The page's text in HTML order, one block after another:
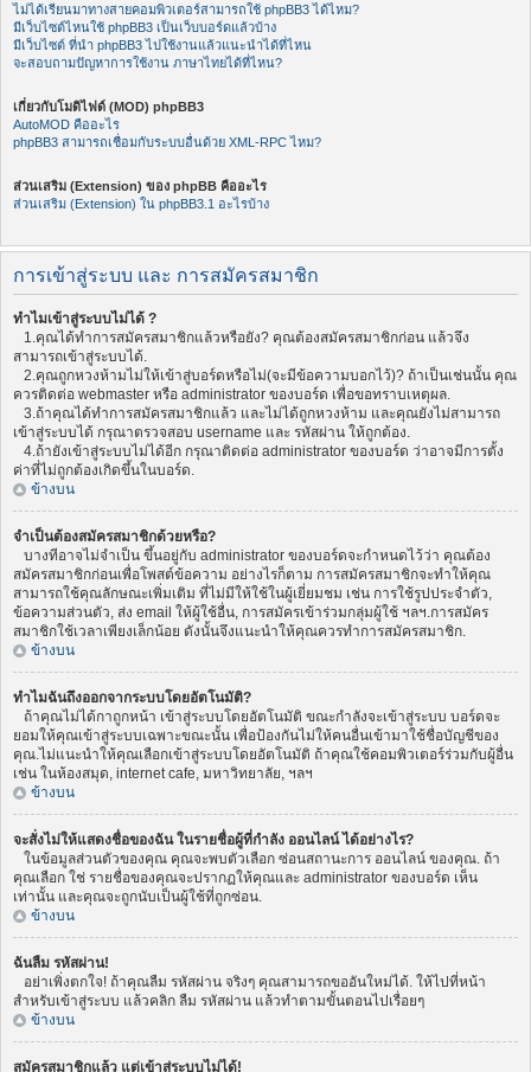
ไม่ได้เรียนมาทางสายคอมพิวเตอร์สามารถใช้ phpBB3 ได้ไหม?
มีเว็บไซต์ไหนใช้ phpBB3 เป็นเว็บบอร์ดแล้วบ้าง
มีเว็บไซต์ ที่นำ phpBB3 ไปใช้งานแล้วแนะนำได้ที่ไหน
จะสอบถามปัญหาการใช้งาน ภาษาไทยได้ที่ไหน?
เกี่ยวกับโมดิไฟด์ (MOD) phpBB3
AutoMOD คืออะไร
phpBB3 สามารถเชื่อมกับระบบอื่นด้วย XML-RPC ไหม?
ส่วนเสริม (Extension) ของ phpBB คืออะไร
ส่วนเสริม (Extension) ใน phpBB3.1 อะไรบ้าง
การเข้าสู่ระบบ และ การสมัครสมาชิก
ทำไมเข้าสู่ระบบไม่ได้ ?
1.คุณได้ทำการสมัครสมาชิกแล้วหรือยัง? คุณต้องสมัครสมาชิกก่อน แล้วจึง
สามารถเข้าสู่ระบบได้.
2.คุณถูกหวงห้ามไม่ให้เข้าสู่บอร์ดหรือไม่(จะมีข้อความบอกไว้)? ถ้าเป็นเช่นนั้น คุณ
ควรติดต่อ webmaster หรือ administrator ของบอร์ด เพื่อขอทราบเหตุผล.
3.ถ้าคุณได้ทำการสมัครสมาชิกแล้ว และไม่ได้ถูกหวงห้าม และคุณยังไม่สามารถ
เข้าสู่ระบบได้ กรุณาตรวจสอบ username และ รหัสผ่าน ให้ถูกต้อง.
4.ถ้ายังเข้าสู่ระบบไม่ได้อีก กรุณาติดต่อ administrator ของบอร์ด ว่าอาจมีการตั้ง
ค่าที่ไม่ถูกต้องเกิดขึ้นในบอร์ด.
ข้างบน
จำเป็นต้องสมัครสมาชิกด้วยหรือ?
บางทีอาจไม่จำเป็น ขึ้นอยู่กับ administrator ของบอร์ดจะกำหนดไว้ว่า คุณต้อง
สมัครสมาชิกก่อนเพื่อโพสต์ข้อความ อย่างไรก็ตาม การสมัครสมาชิกจะทำให้คุณ
สามารถใช้คุณลักษณะเพิ่มเติม ที่ไม่มีให้ใช้ในผู้เยี่ยมชม เช่น การใช้รูปประจำตัว,
ข้อความส่วนตัว, ส่ง email ให้ผู้ใช้อื่น, การสมัครเข้าร่วมกลุ่มผู้ใช้ ฯลฯ.การสมัคร
สมาชิกใช้เวลาเพียงเล็กน้อย ดังนั้นจึงแนะนำให้คุณควรทำการสมัครสมาชิก.
ข้างบน
ทำไมฉันถึงออกจากระบบโดยอัตโนมัติ?
ถ้าคุณไม่ได้กาถูกหน้า เข้าสู่ระบบโดยอัตโนมัติ ขณะกำลังจะเข้าสู่ระบบ บอร์ดจะ
ยอมให้คุณเข้าสู่ระบบเฉพาะขณะนั้น เพื่อป้องกันไม่ให้คนอื่นเข้ามาใช้ชื่อบัญชีของ
คุณ.ไม่แนะนำให้คุณเลือกเข้าสู่ระบบโดยอัตโนมัติ ถ้าคุณใช้คอมพิวเตอร์ร่วมกับผู้อื่น
เช่น ในห้องสมุด, internet cafe, มหาวิทยาลัย, ฯลฯ
ข้างบน
จะสั่งไม่ให้แสดงชื่อของฉัน ในรายชื่อผู้ที่กำลัง ออนไลน์ ได้อย่างไร?
ในข้อมูลส่วนตัวของคุณ คุณจะพบตัวเลือก ซ่อนสถานะการ ออนไลน์ ของคุณ. ถ้า
คุณเลือก ใช่ รายชื่อของคุณจะปรากฏให้คุณและ administrator ของบอร์ด เห็น
เท่านั้น และคุณจะถูกนับเป็นผู้ใช้ที่ถูกซ่อน.
ข้างบน
ฉันลืม รหัสผ่าน!
อย่าเพิ่งตกใจ! ถ้าคุณลืม รหัสผ่าน จริงๆ คุณสามารถขออันใหม่ได้. ให้ไปที่หน้า
สำหรับเข้าสู่ระบบ แล้วคลิก ลืม รหัสผ่าน แล้วทำตามขั้นตอนไปเรื่อยๆ
ข้างบน
สมัครสมาชิกแล้ว แต่เข้าสู่ระบบไม่ได้!